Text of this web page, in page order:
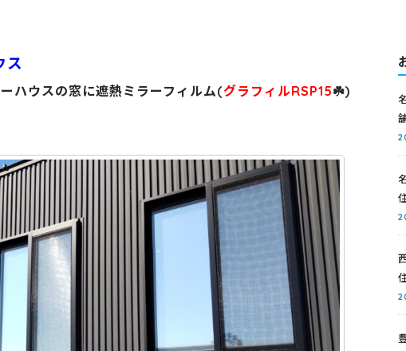
ス
ハウスの窓に遮熱ミラーフィルム(グラフィルRSP15☘️)